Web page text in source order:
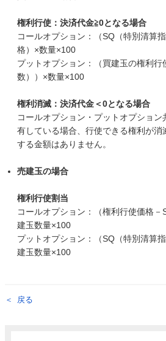
権利行使：決済代金≧0となる場合
コールオプション：（SQ（特別清算
格）×数量×100
プットオプション：（買建玉の権利
数））×数量×100
権利消滅：決済代金＜0となる場合
コールオプション・プットオプショ
有している場合、行使できる権利が
する金額はありません。
売建玉の場合
権利行使割当
コールオプション：（権利行使価格
建玉数量×100
プットオプション：（SQ（特別清算
建玉数量×100
戻る